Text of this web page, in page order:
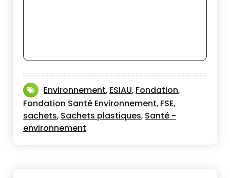
Environnement, ESIAU, Fondation,
Fondation Santé Environnement, FSE,
sachets, Sachets plastiques, Santé -
environnement